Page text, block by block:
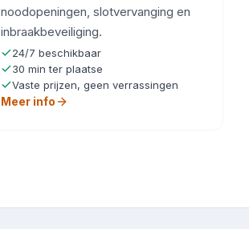
noodopeningen, slotvervanging en
inbraakbeveiliging.
24/7 beschikbaar
30 min ter plaatse
Vaste prijzen, geen verrassingen
Meer info